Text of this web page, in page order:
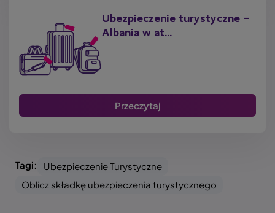
Ubezpieczenie turystyczne –
Albania w at...
Przeczytaj
Tagi:
Ubezpieczenie Turystyczne
Oblicz składkę ubezpieczenia turystycznego